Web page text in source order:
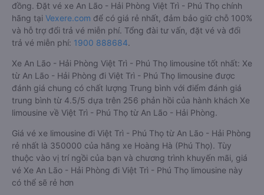
đồng. Đặt vé xe An Lão - Hải Phòng Việt Trì - Phú Thọ chính
hãng tại Vexere.com để có giá rẻ nhất, đảm bảo giữ chỗ 100%
và hỗ trợ đổi trả vé miễn phí. Tổng đài tư vấn, đặt vé và đổi
trả vé miễn phí: 1900 888684.
Xe An Lão - Hải Phòng Việt Trì - Phú Thọ limousine tốt nhất: Xe
từ An Lão - Hải Phòng đi Việt Trì - Phú Thọ limousine được
đánh giá chung có chất lượng Trung bình với điểm đánh giá
trung bình từ 4.5/5 dựa trên 256 phản hồi của hành khách Xe
limousine về Việt Trì - Phú Thọ từ An Lão - Hải Phòng.
Giá vé xe limousine đi Việt Trì - Phú Thọ từ An Lão - Hải Phòng
rẻ nhất là 350000 của hãng xe Hoàng Hà (Phú Thọ). Tùy
thuộc vào vị trí ngồi của bạn và chương trình khuyến mãi, giá
vé Xe An Lão - Hải Phòng đi Việt Trì - Phú Thọ limousine này
có thể sẽ rẻ hơn